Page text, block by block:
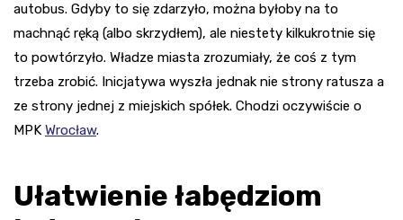
autobus. Gdyby to się zdarzyło, można byłoby na to
machnąć ręką (albo skrzydłem), ale niestety kilkukrotnie się
to powtórzyło. Władze miasta zrozumiały, że coś z tym
trzeba zrobić. Inicjatywa wyszła jednak nie strony ratusza a
ze strony jednej z miejskich spółek. Chodzi oczywiście o
MPK Wrocław.
Ułatwienie łabędziom